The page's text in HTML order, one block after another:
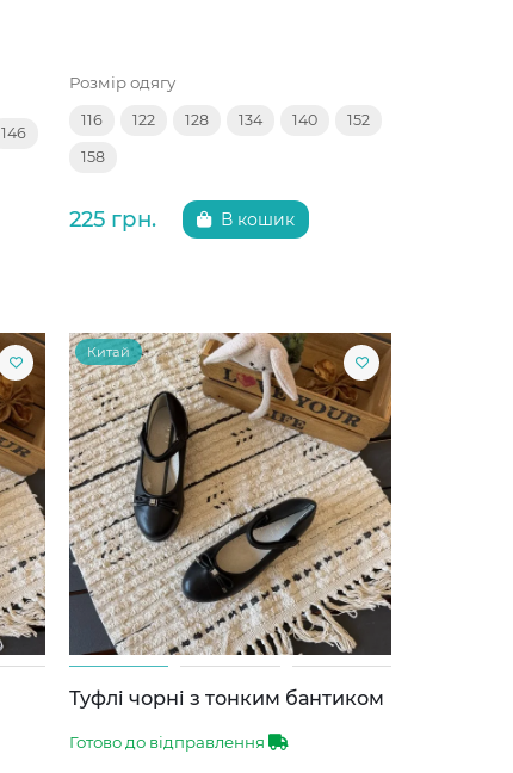
146
Розмір одягу
116 122 128 134 140 152
158
225 грн. В кошик
Китай
Туфлі чорні з тонким бантиком
Готово до відправлення